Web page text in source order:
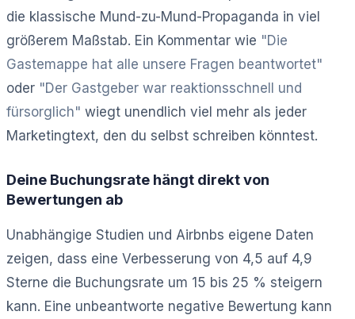
die klassische Mund-zu-Mund-Propaganda in viel
größerem Maßstab. Ein Kommentar wie "Die
Gastemappe hat alle unsere Fragen beantwortet"
oder "Der Gastgeber war reaktionsschnell und
fürsorglich" wiegt unendlich viel mehr als jeder
Marketingtext, den du selbst schreiben könntest.
Deine Buchungsrate hängt direkt von
Bewertungen ab
Unabhängige Studien und Airbnbs eigene Daten
zeigen, dass eine Verbesserung von 4,5 auf 4,9
Sterne die Buchungsrate um 15 bis 25 % steigern
kann. Eine unbeantworte negative Bewertung kann